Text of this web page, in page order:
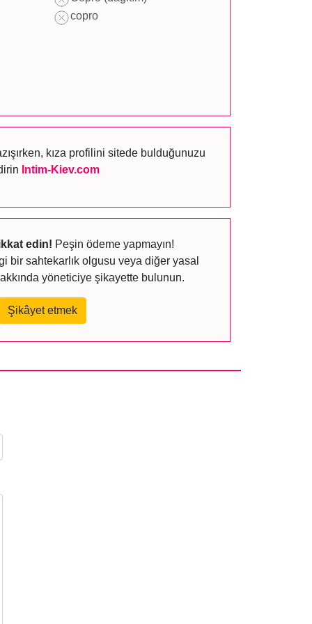
copro
kıza profilini sitede bulduğunuzu
Intim-Kiev.com
edin! Peşin ödeme yapmayın!
bir sahtekarlık olgusu veya diğer yasal
yöneticiye şikayette bulunun.
Şikâyet etmek